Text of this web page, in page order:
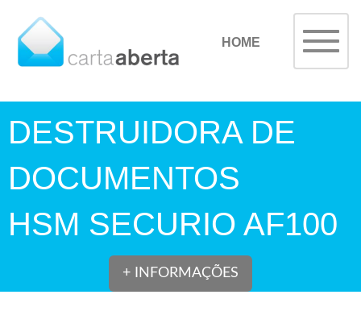
HOME
DESTRUIDORA DE
DOCUMENTOS
HSM SECURIO AF100
+ INFORMAÇÕES